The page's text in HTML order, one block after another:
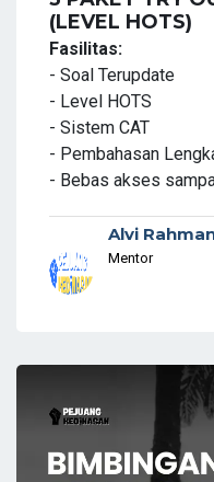
(LEVEL HOTS)
Fasilitas:
- Soal Terupdate
- Level HOTS
- Sistem CAT
- Pembahasan
- Bebas akses
Alvi
Mentor